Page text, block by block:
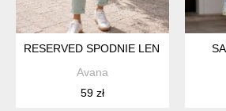
RESERVED SPODNIE LEN BAWEŁNA
Avana
59 zł